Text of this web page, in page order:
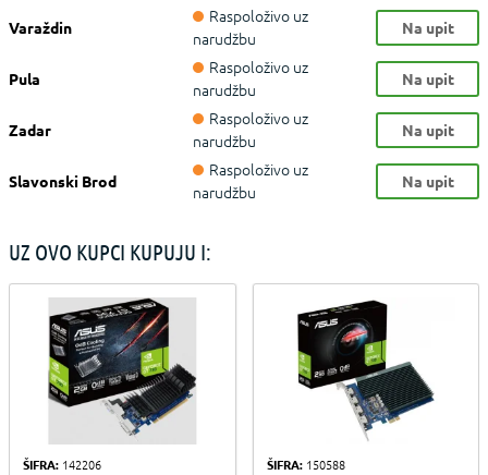
Varaždin
Raspoloživo uz
narudžbu
Na upit
Pula
Raspoloživo uz
narudžbu
Na upit
Zadar
Raspoloživo uz
narudžbu
Na upit
Slavonski Brod
Raspoloživo uz
narudžbu
Na upit
UZ OVO KUPCI KUPUJU I:
ŠIFRA: 142206 ŠIFRA:150588